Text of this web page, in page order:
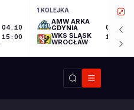
04.10
15:00
1 KOLEJKA
AMW ARKA
GDYNIA
WKS ŚLĄSK
WROCŁAW
04.10
17:30